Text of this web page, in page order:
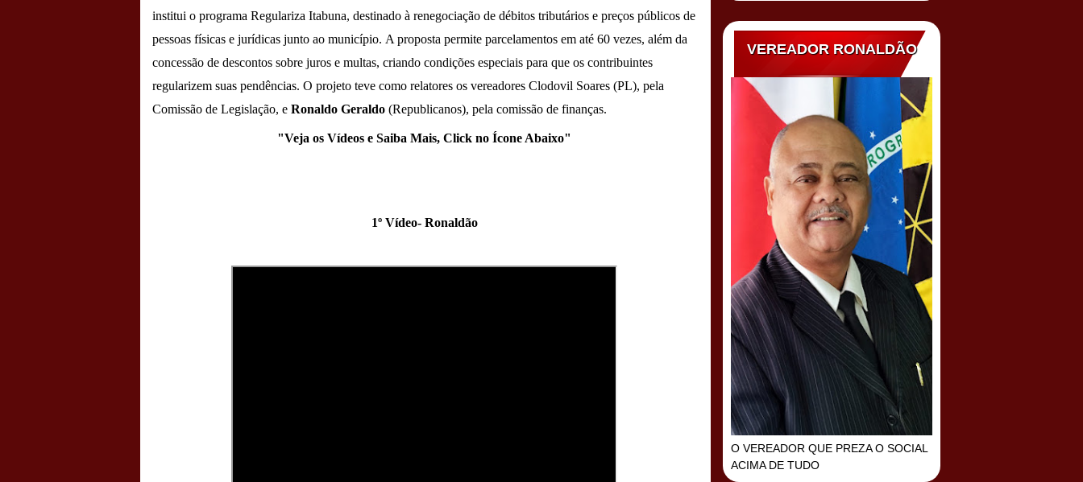
institui o programa Regulariza Itabuna, destinado à renegociação de débitos tributários e preços públicos de
pessoas físicas e jurídicas junto ao município. A proposta permite parcelamentos em até 60 vezes, além da
concessão de descontos sobre juros e multas, criando condições especiais para que os contribuintes
regularizem suas pendências. O projeto teve como relatores os vereadores Clodovil Soares (PL), pela
Comissão de Legislação, e Ronaldo Geraldo (Republicanos), pela comissão de finanças.
"Veja os Vídeos e Saiba Mais, Click no Ícone Abaixo"
1º Vídeo- Ronaldão
VEREADOR RONALDÃO
O VEREADOR QUE PREZA O SOCIAL
ACIMA DE TUDO